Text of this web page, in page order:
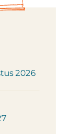
2026